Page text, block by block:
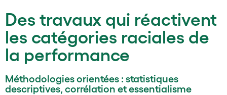
Des travaux qui réactivent
les catégories raciales de
la performance
Méthodologies orientées : statistiques
descriptives, corrélation et essentialisme